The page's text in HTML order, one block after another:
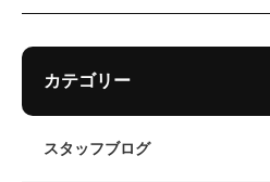
カテゴリー
スタッフブログ